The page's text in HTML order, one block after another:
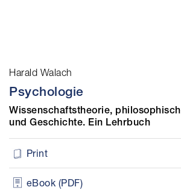
Harald Walach
Psychologie
Wissenschaftstheorie,
und Geschichte. Ein Lehrbuch
Print
eBook (PDF)